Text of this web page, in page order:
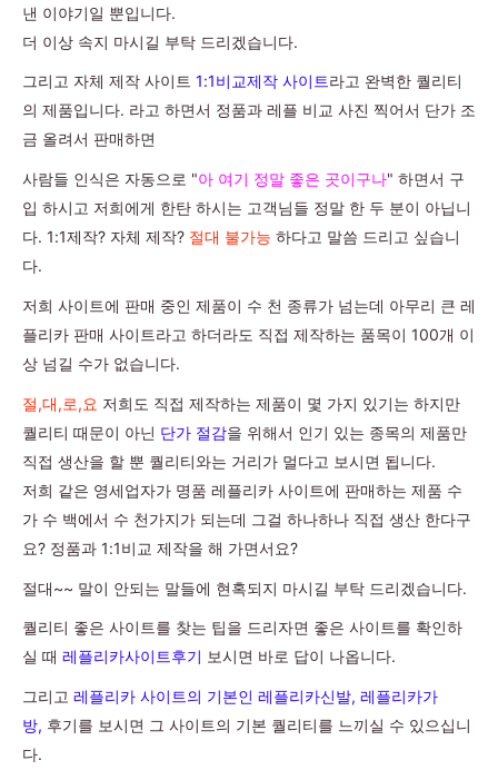
낸 이야기일 뿐입니다.
더 이상 속지 마시길 부탁 드리겠습니다.
그리고 자체 제작 사이트 1:1비교제작 사이트라고 완벽한 퀄리티
의 제품입니다. 라고 하면서 정품과 레플 비교 사진 찍어서 단가 조
금 올려서 판매하면
사람들 인식은 자동으로 "아 여기 정말 좋은 곳이구나" 하면서 구
입 하시고 저희에게 한탄 하시는 고객님들 정말 한 두 분이 아닙니
다. 1:1제작? 자체 제작? 절대 불가능 하다고 말씀 드리고 싶습니
다.
저희 사이트에 판매 중인 제품이 수 천 종류가 넘는데 아무리 큰 레
플리카 판매 사이트라고 하더라도 직접 제작하는 품목이 100개 이
상 넘길 수가 없습니다.
절,대,로,요 저희도 직접 제작하는 제품이 몇 가지 있기는 하지만
퀄리티 때문이 아닌 단가 절감을 위해서 인기 있는 종목의 제품만
직접 생산을 할 뿐 퀄리티와는 거리가 멀다고 보시면 됩니다.
저희 같은 영세업자가 명품 레플리카 사이트에 판매하는 제품 수
가 수 백에서 수 천가지가 되는데 그걸 하나하나 직접 생산 한다구
요? 정품과 1:1비교 제작을 해 가면서요?
절대~~ 말이 안되는 말들에 현혹되지 마시길 부탁 드리겠습니다.
퀄리티 좋은 사이트를 찾는 팁을 드리자면 좋은 사이트를 확인하
실 때 레플리카사이트후기 보시면 바로 답이 나옵니다.
그리고 레플리카 사이트의 기본인 레플리카신발, 레플리카가
방, 후기를 보시면 그 사이트의 기본 퀄리티를 느끼실 수 있으십니
다.